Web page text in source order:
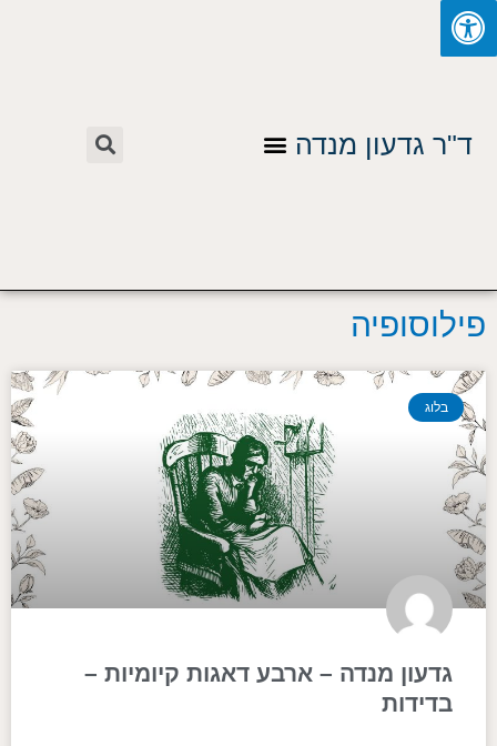
דילוג
לתוכן
ד"ר גדעון מנדה תפריט חיפוש
פילוסופיה
בלוג
גדעון מנדה – ארבע דאגות קיומיות –
בדידות